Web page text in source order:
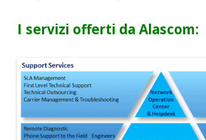
I servizi offerti da Alascom: